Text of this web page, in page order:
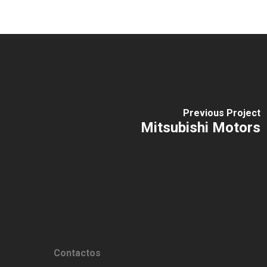
Previous Project
Mitsubishi Motors
Contactos